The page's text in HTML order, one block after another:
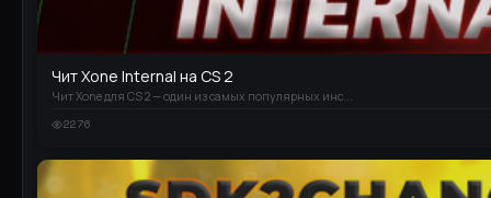
Чит Xone Internal на CS 2
Чит Xone для CS 2 — один из самых популярных инс...
2276